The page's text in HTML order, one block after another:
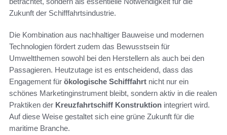
Zukunft der Schifffahrtsindustrie.
Die Kombination aus nachhaltiger Bauweise und modernen
Technologien fördert zudem das Bewusstsein für
Umweltthemen sowohl bei den Herstellern als auch bei den
Passagieren. Heutzutage ist es entscheidend, dass das
Engagement für ökologische Schifffahrt nicht nur ein
schönes Marketinginstrument bleibt, sondern aktiv in die realen
Praktiken der Kreuzfahrtschiff Konstruktion integriert wird.
Auf diese Weise gestaltet sich eine grüne Zukunft für die
maritime Branche.